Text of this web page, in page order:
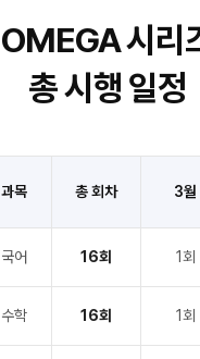
OMEGA 시리
총 시행 일정
과목 총 회차 3월
국어 16회 1회
수학 16회 1회